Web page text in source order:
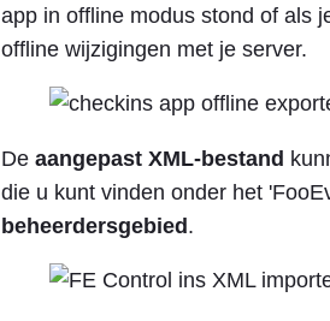
app in offline modus stond of als
offline wijzigingen met je server.
De aangepast XML-bestand
die u kunt vinden onder het
beheerdersgebied.